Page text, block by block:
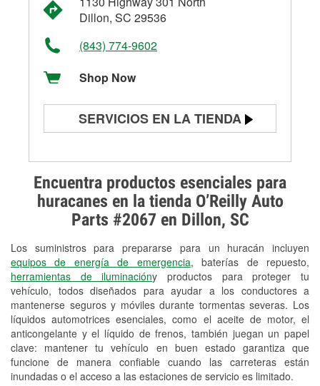
Encuentra productos esenciales para
huracanes en la tienda O’Reilly Auto
Parts #2067 en Dillon, SC
Los suministros para prepararse para un huracán incluyen
equipos de energía de emergencia, baterías de repuesto,
herramientas de iluminacióny productos para proteger tu
vehículo, todos diseñados para ayudar a los conductores a
mantenerse seguros y móviles durante tormentas severas. Los
líquidos automotrices esenciales, como el aceite de motor, el
anticongelante y el líquido de frenos, también juegan un papel
clave: mantener tu vehículo en buen estado garantiza que
funcione de manera confiable cuando las carreteras están
inundadas o el acceso a las estaciones de servicio es limitado.
Dillon, SC 29536
(843) 774-9602
Shop Now
SERVICIOS EN LA TIENDA
Prueba de alternadores y
arrancadores
Revisión de la luz "Check Engine"
Reciclaje de baterías y aceite
Instalación de bombillas de faros
Instalación de limpiaparabrisas
Programa de Préstamo de
Herramientas
Rectificación de tambores y discos de